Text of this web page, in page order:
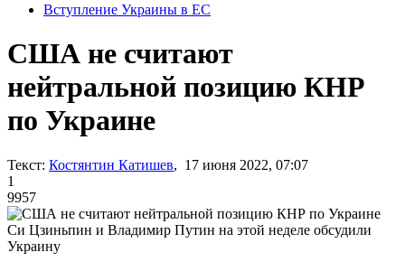
Вступление Украины в ЕС
США не считают
нейтральной позицию КНР
по Украине
Текст: Костянтин Катишев, 17 июня 2022, 07:07
1
9957
Си Цзиньпин и Владимир Путин на этой неделе обсудили
Украину